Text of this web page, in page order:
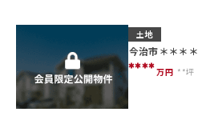
土地
今治市＊＊＊＊
****万円 **坪